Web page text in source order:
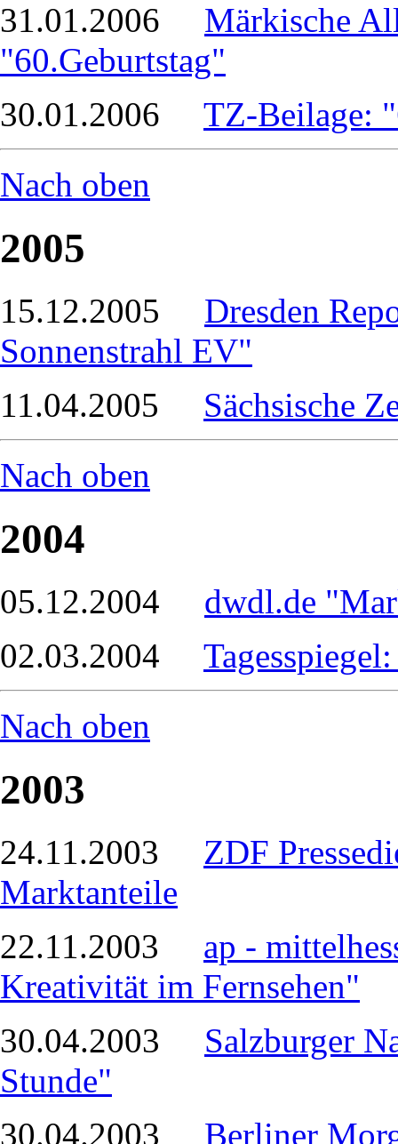
31.01.2006 Märkische
"60.Geburtstag"
30.01.2006 TZ-Beilage:
Nach oben
2005
15.12.2005 Dresden
Sonnenstrahl EV"
11.04.2005 Sächsische
Nach oben
2004
05.12.2004 dwdl.de
02.03.2004
Nach oben
2003
24.11.2003 ZDF
Marktanteile
22.11.2003 ap -
Kreativität im Fernsehen"
30.04.2003 Salzburger
Stunde"
30.04.2003 Berliner